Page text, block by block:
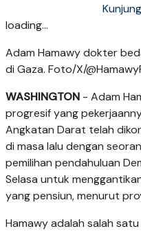
loading...
Adam Hamawy dokter
di Gaza. Foto/X/
WASHINGTON - Adam
progresif yang
Angkatan Darat telah
di masa lalu dengan
pemilihan pendahuluan
Selasa untuk
yang pensiun, menurut
Hamawy adalah salah